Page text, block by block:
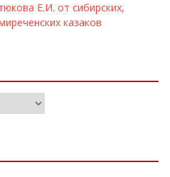
Е.И. от сибирских,
казаков